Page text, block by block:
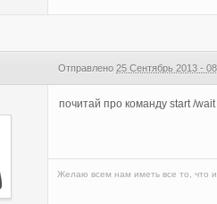
Отправлено25 Сентябрь 2013 -
почитай про команду start /wait
Желаю всем нам иметь все то, что